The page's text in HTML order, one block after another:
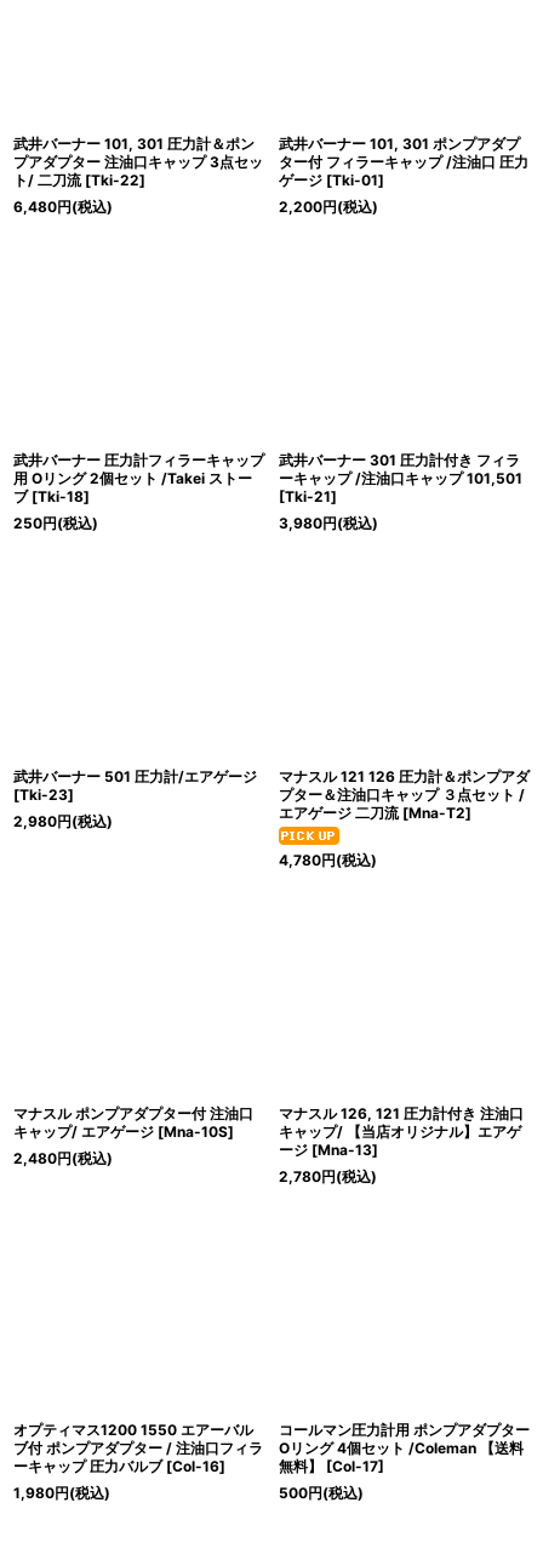
武井バーナー 101, 301 圧力計＆ポン
プアダプター 注油口キャップ 3点セッ
ト/ 二刀流 [Tki-22]
6,480円(税込)
武井バーナー 101, 301 ポンプアダプ
ター付 フィラーキャップ /注油口 圧力
ゲージ [Tki-01]
2,200円(税込)
武井バーナー 圧力計フィラーキャップ
用 Oリング 2個セット /Takei ストー
ブ [Tki-18]
250円(税込)
武井バーナー 301 圧力計付き フィラ
ーキャップ /注油口キャップ 101,501
[Tki-21]
3,980円(税込)
武井バーナー 501 圧力計/エアゲージ
[Tki-23]
2,980円(税込)
マナスル 121 126 圧力計＆ポンプアダ
プター＆注油口キャップ ３点セット /
エアゲージ 二刀流 [Mna-T2]
4,780円(税込)
マナスル ポンプアダプター付 注油口
キャップ/ エアゲージ [Mna-10S]
2,480円(税込)
マナスル 126, 121 圧力計付き 注油口
キャップ/ 【当店オリジナル】エアゲ
ージ [Mna-13]
2,780円(税込)
オプティマス1200 1550 エアーバル
ブ付 ポンプアダプター / 注油口フィラ
ーキャップ 圧力バルブ [Col-16]
1,980円(税込)
コールマン圧力計用 ポンプアダプター
Oリング 4個セット /Coleman 【送料
無料】
[Col-17]
500円(税込)